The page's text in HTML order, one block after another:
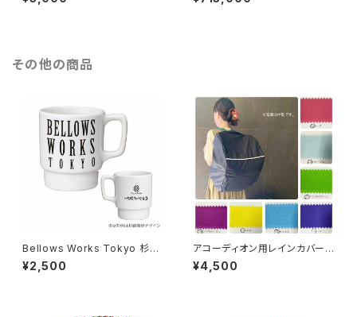
その他の商品
Bellows Works Tokyo 杉綾
珈琲豆店 マグカップ
¥2,500
アコーディオン用レインカバー
中型 カラーオーダー【ドイツ水
害チャリティ商品】
¥4,500